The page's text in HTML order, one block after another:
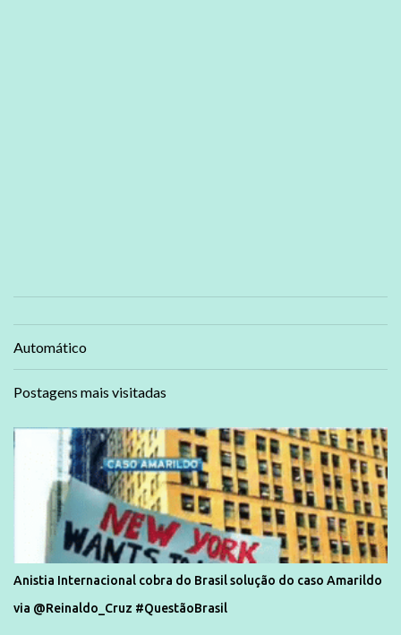
Automático
Postagens mais visitadas
Anistia Internacional cobra do Brasil solução do caso Amarildo
via @Reinaldo_Cruz #QuestãoBrasil